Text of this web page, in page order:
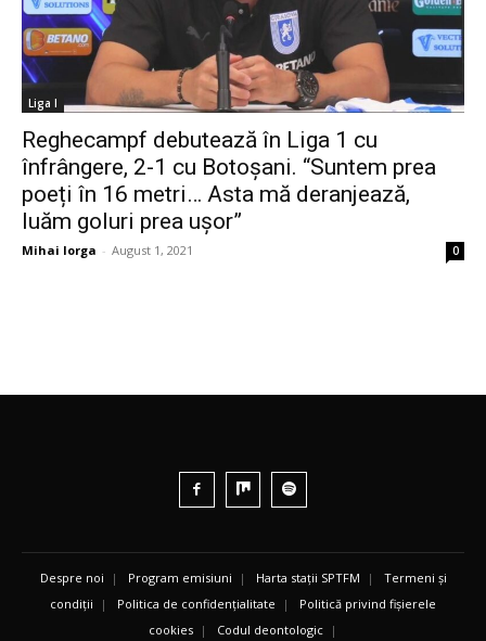
Liga I
Reghecampf debutează în Liga 1 cu
înfrângere, 2-1 cu Botoșani. “Suntem prea
poeți în 16 metri… Asta mă deranjează,
luăm goluri prea ușor”
Mihai Iorga - August 1, 2021 0
Despre noi | Program emisiuni | Harta stații SPTFM | Termeni și
condiții | Politica de confidențialitate | Politică privind fișierele
cookies | Codul deontologic |